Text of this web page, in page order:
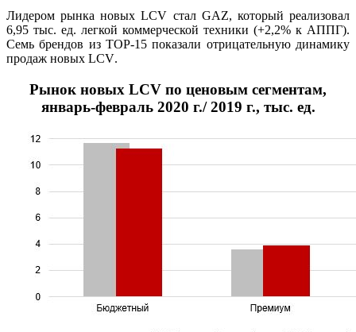
Лидером рынка новых LCV стал GAZ, который реализовал
6,95 тыс. ед. легкой коммерческой техники (+2,2% к АППГ).
Семь брендов из ТОР-15 показали отрицательную динамику
продаж новых LCV.
Рынок новых LCV по ценовым сегментам,
январь-февраль 2020 г./ 2019 г., тыс. ед.